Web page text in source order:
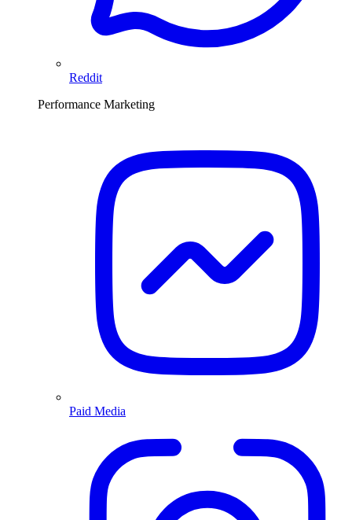
Reddit
Performance Marketing
Paid Media